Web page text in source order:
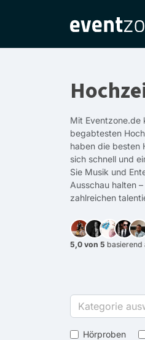
Mit Eventzone.de
begabtesten
haben die besten
sich schnell und
Sie Musik und
Ausschau halten
zahlreichen
5,0 von 5 basierend
Kategorie
Hörproben